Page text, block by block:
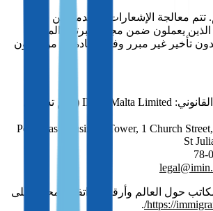
تتم معالجة الإشعارات المقدمة من قبل
الذين يعملون ضمن مجال خبرتهم المحدد
بأسلوب ذي أولوية وبدون تأخير غير مبرر وفقاً للمادة 22 من قانون
الاسم الكامل للكيان القانوني: IMIN Malta Limited (رقم تسجيل
العنوان البريدي: 8/2, Portomaso Business Tower, 1 Church Street,
St
حول العالم وأرقام هواتفها المحلية على
https://
.